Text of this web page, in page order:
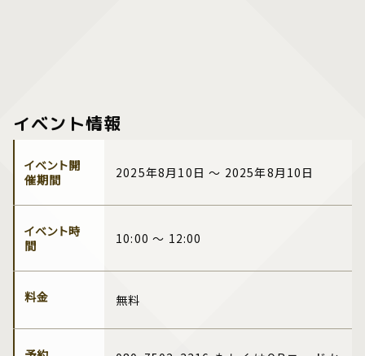
イベント情報
イベント開
催期間
2025年8月10日 ～ 2025年8月10日
イベント時
間
10:00 ～ 12:00
料金 無料